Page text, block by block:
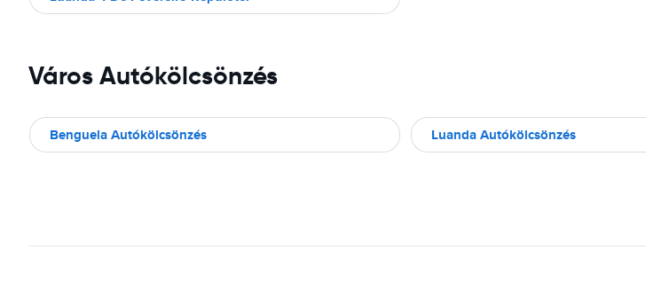
Város Autókölcsönzés
Benguela Autókölcsönzés Luanda Autókölcsönzés